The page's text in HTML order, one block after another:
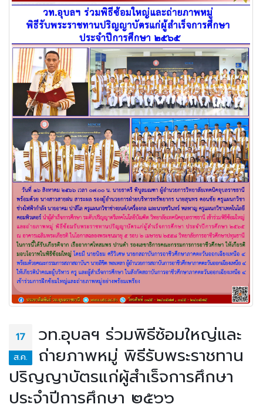
17
ส.ค.
วท.อุบลฯ ร่วมพิธีซ้อมใหญ่และ
ถ่ายภาพหมู่ พิธีรับพระราชทาน
ปริญญาบัตรแก่ผู้สำเร็จการศึกษา
ประจำปีการศึกษา ๒๕๖๖